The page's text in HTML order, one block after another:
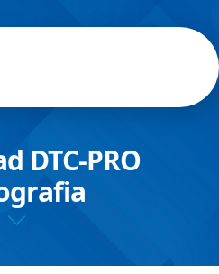
DTC-PRO